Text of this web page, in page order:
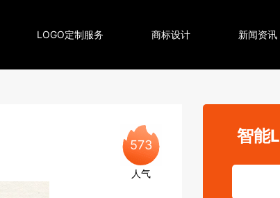
LOGO定制服务 商标设计 新闻资讯
573
人气
智能